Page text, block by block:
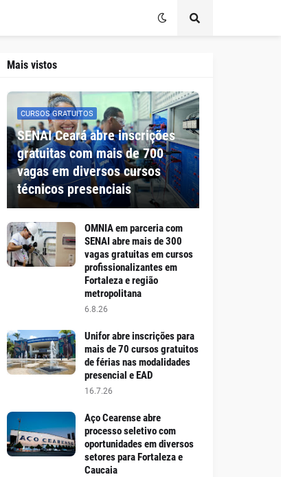
Mais vistos
CURSOS GRATUITOS
SENAI Ceará abre inscrições
gratuitas com mais de 700
vagas em diversos cursos
técnicos presenciais
OMNIA em parceria com
SENAI abre mais de 300
vagas gratuitas em cursos
profissionalizantes em
Fortaleza e região
metropolitana
6.8.26
Unifor abre inscrições para
mais de 70 cursos gratuitos
de férias nas modalidades
presencial e EAD
16.7.26
Aço Cearense abre
processo seletivo com
oportunidades em diversos
setores para Fortaleza e
Caucaia